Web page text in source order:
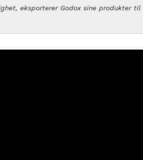
eksporterer Godox sine produkter til